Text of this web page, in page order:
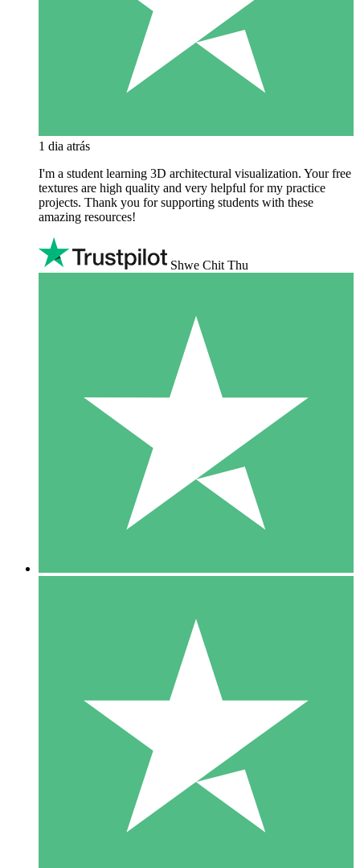
1 dia atrás
I'm a student learning 3D architectural visualization. Your free
textures are high quality and very helpful for my practice
projects. Thank you for supporting students with these
amazing resources!
Shwe Chit Thu